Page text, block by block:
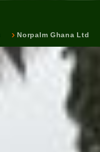
Norpalm Ghana Ltd